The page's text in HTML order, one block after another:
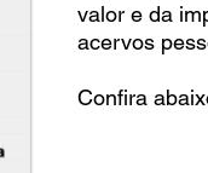
valor e da
acervos
Confira